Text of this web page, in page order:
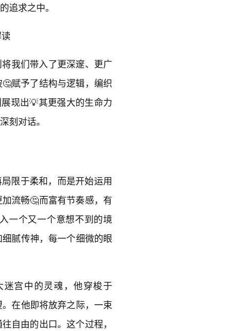
追求之中。
我们带入了更深邃、更广
赋予了结构与逻辑，编织
现出💡其更强大的生命力
刻对话。
限于柔和，而是开始运用
流畅🤔而富有节奏感，有
一个又一个意想不到的境
腻传神，每一个细微的眼
宫中的灵魂，他穿梭于
在他即将放弃之际，一束
自由的出口。这个过程，